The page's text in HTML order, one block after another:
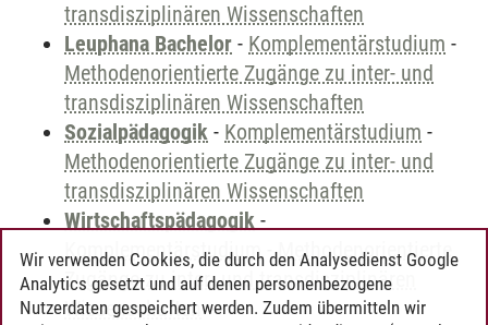
transdisziplinären Wissenschaften
Leuphana Bachelor - Komplementärstudium -
Methodenorientierte Zugänge zu inter- und
transdisziplinären Wissenschaften
Sozialpädagogik - Komplementärstudium -
Methodenorientierte Zugänge zu inter- und
transdisziplinären Wissenschaften
Wirtschaftspädagogik -
Komplementärstudium-Methodenorientierte
Zugänge zu inter- und transdisziplinären
Wissenschaften
Wir verwenden Cookies, die durch den Analysedienst Google
Analytics gesetzt und auf denen personenbezogene
Nutzerdaten gespeichert werden. Zudem übermitteln wir